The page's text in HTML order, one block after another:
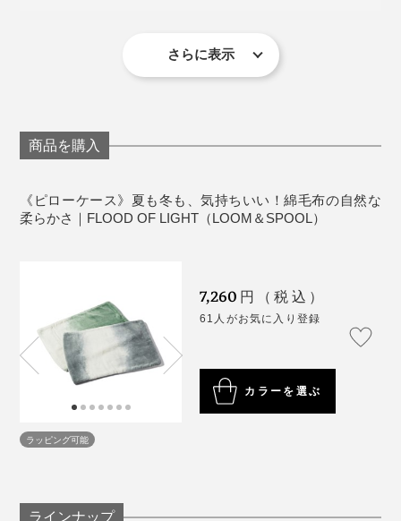
1色とは思えない、奥行きのある表現は、自然の光をそ
のまま写しとったよう。
ニューマイヤー毛布といって、1枚の基布から、オモ
ずっと使える。
制作者の廣瀬友子さんによると、私たちがイメージす
日本ならではの寝具だなんて、おもしろいですね。
のように、ファブリックデザインの影響を受けてこなか
った存在。
だから、現代のインテリアに合う毛布をつくりたかっ
た、と廣瀬さんは話します。
綿毛布は細かい毛羽が製品に残っているため、使い
始めは、濃い色の服に細かい毛羽が付くことがあり
が、肌触りや暖かさは、ほとんど変わりません。
《商品仕様》
サイズ：（約）横63×縦43cm
※ピローケースは、製造方法の都合上、柄の出方がそれ
ぞれ異なります。柄の出方はお選びいただけませんの
で、ご了承ください。
さらに表示
商品を購入
《ピローケース》夏も冬も、気持ちいい！綿毛布の自然な
柔らかさ｜FLOOD OF LIGHT（LOOM＆SPOOL）
ラッピング可能
7,260 円（税込）
61人がお気に入り登録
カラーを選ぶ
ラインナップ